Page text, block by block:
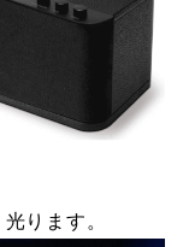
光ります。